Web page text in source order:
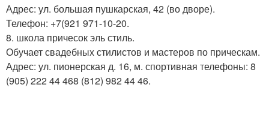
Адрес: ул. большая пушкарская, 42 (во дворе).
Телефон: +7(921 971-10-20.
8. школа причесок эль стиль.
Обучает свадебных стилистов и мастеров по прическам.
Адрес: ул. пионерская д. 16, м. спортивная телефоны: 8
(905) 222 44 468 (812) 982 44 46.